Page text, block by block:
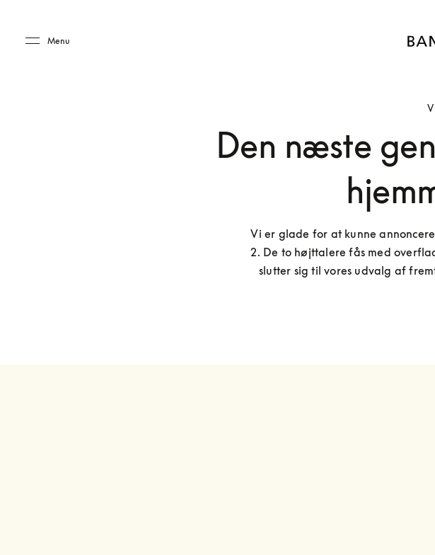
Menu
Den næste
Vi er glade for at kunne
2. De to højttalere fås med
slutter sig til vores udvalg af